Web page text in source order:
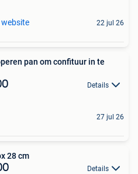
website 22 jul 26
pan om confituur in te
Details
27 jul 26
28 cm
Details